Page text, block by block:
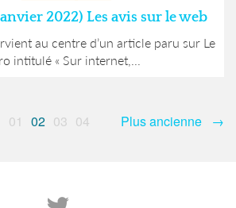
2022) Les avis sur le web
au centre d’un article paru sur Le
intitulé « Sur internet,...
01 02 03 04 Plus ancienne →